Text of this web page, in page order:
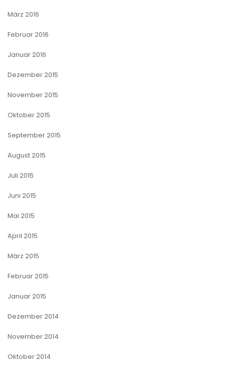
März 2016
Februar 2016
Januar 2016
Dezember 2015
November 2015
Oktober 2015
September 2015
August 2015
Juli 2015
Juni 2015
Mai 2015
April 2015
März 2015
Februar 2015
Januar 2015
Dezember 2014
November 2014
Oktober 2014